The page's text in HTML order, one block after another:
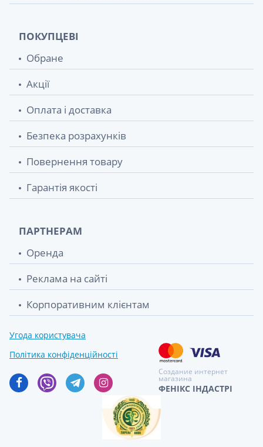
ПОКУПЦЕВІ
Обране
Акції
Оплата і доставка
Безпека розрахунків
Повернення товару
Гарантія якості
ПАРТНЕРАМ
Оренда
Реклама на сайті
Корпоративним клієнтам
Угода користувача
Політика конфіденційності
Создание интернет
магазина
ФЕНІКС ІНДАСТРІ